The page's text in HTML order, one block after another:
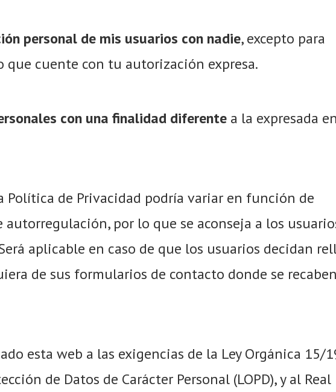
personal de mis usuarios con nadie, excepto para
que cuente con tu autorización expresa.
con una finalidad diferente a la expresada
Política de Privacidad podría variar en función de
por lo que se aconseja a los
aplicable en caso de que los usuarios decidan
de sus formularios de contacto donde se
esta web a las exigencias de la Ley Orgánica 15/
de Datos de Carácter Personal (LOPD), y al Real